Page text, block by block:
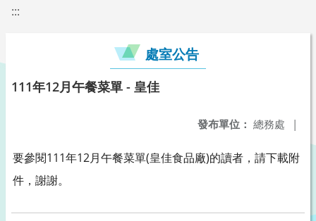
:::
處室公告
111年12月午餐菜單 - 皇佳
發布單位： 總務處 |
要參閱111年12月午餐菜單(皇佳食品廠)的讀者，請下載附
件，謝謝。